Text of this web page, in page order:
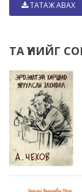
ТАТАЖ АВАХ
ТА ҮҮНИЙГ